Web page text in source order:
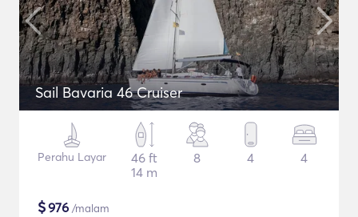
Sail Bavaria 46 Cruiser
Perahu Layar
46 ft
14 m
8 4 4
$976 /malam